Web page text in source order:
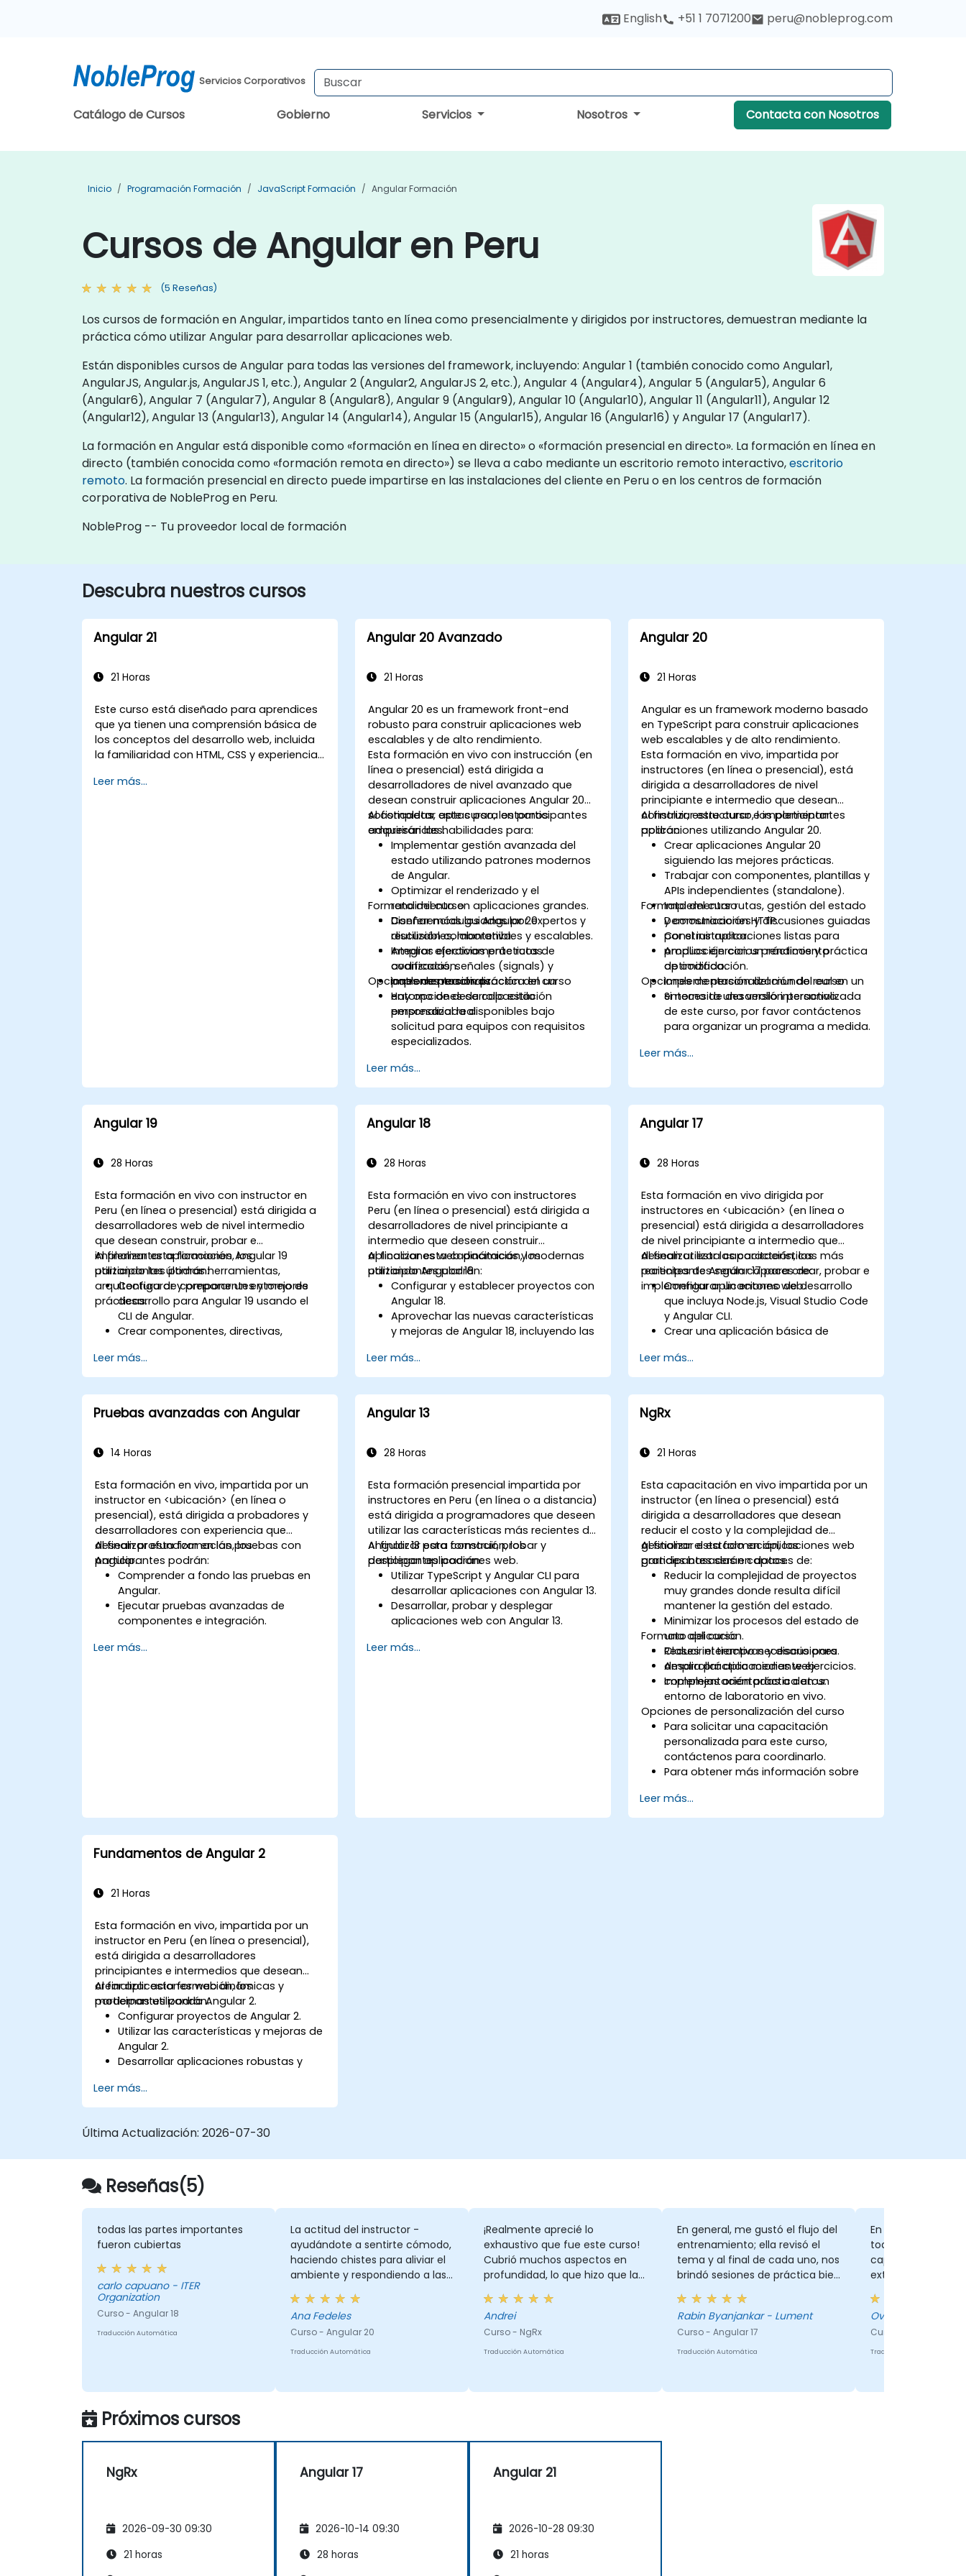
English +51 1 7071200 peru@nobleprog.com
Servicios Corporativos
Catálogo de Cursos Gobierno Servicios Nosotros Contacta con Nosotros
Inicio Programación Formación JavaScript Formación Angular Formación
Cursos de Angular en Peru
(5 Reseñas)
Los cursos de formación en Angular, impartidos tanto en línea como presencialmente y dirigidos por instructores, demuestran mediante la
práctica cómo utilizar Angular para desarrollar aplicaciones web.
Están disponibles cursos de Angular para todas las versiones del framework, incluyendo: Angular 1 (también conocido como Angular1,
AngularJS, Angular.js, AngularJS 1, etc.), Angular 2 (Angular2, AngularJS 2, etc.), Angular 4 (Angular4), Angular 5 (Angular5), Angular 6
(Angular6), Angular 7 (Angular7), Angular 8 (Angular8), Angular 9 (Angular9), Angular 10 (Angular10), Angular 11 (Angular11), Angular 12
(Angular12), Angular 13 (Angular13), Angular 14 (Angular14), Angular 15 (Angular15), Angular 16 (Angular16) y Angular 17 (Angular17).
La formación en Angular está disponible como «formación en línea en directo» o «formación presencial en directo». La formación en línea en
directo (también conocida como «formación remota en directo») se lleva a cabo mediante un escritorio remoto interactivo,escritorio
remoto. La formación presencial en directo puede impartirse en las instalaciones del cliente en Peru o en los centros de formación
corporativa de NobleProg en Peru.
NobleProg -- Tu proveedor local de formación
Descubra nuestros cursos
Angular 21
21 Horas
Este curso está diseñado para aprendices
que ya tienen una comprensión básica de
los conceptos del desarrollo web, incluida
la familiaridad con HTML, CSS y experiencia
adecuado para desarrolladores front-end
Leer más...
Angular 20 Avanzado
21 Horas
Angular 20 es un framework front-end
robusto para construir aplicaciones web
escalables y de alto rendimiento.
Esta formación en vivo con instrucción (en
línea o presencial) está dirigida a
desarrolladores de nivel avanzado que
desean construir aplicaciones Angular 20
sofisticadas, aptas para entornos
empresariales.
Al completar este curso, los participantes
adquirirán las habilidades para:
Implementar gestión avanzada del
estado utilizando patrones modernos
de Angular.
Optimizar el renderizado y el
rendimiento en aplicaciones grandes.
Diseñar módulos Angular 20
reutilizables, mantenibles y escalables.
Integrar efectivamente rutas
avanzadas, señales (signals) y
patrones reactivos.
Formato del curso
Conferencias guiadas por expertos y
discusión colaborativa.
Amplios ejercicios prácticos de
codificación.
Implementación práctica en un
entorno de desarrollo estilo
empresarial real.
Opciones de personalización del curso
Hay opciones de capacitación
personalizada disponibles bajo
solicitud para equipos con requisitos
especializados.
Leer más...
Angular 20
21 Horas
Angular es un framework moderno basado
en TypeScript para construir aplicaciones
web escalables y de alto rendimiento.
Esta formación en vivo, impartida por
instructores (en línea o presencial), está
dirigida a desarrolladores de nivel
principiante e intermedio que desean
construir, estructurar e implementar
aplicaciones utilizando Angular 20.
Al finalizar este curso, los participantes
podrán:
Crear aplicaciones Angular 20
siguiendo las mejores prácticas.
Trabajar con componentes, plantillas y
APIs independientes (standalone).
Implementar rutas, gestión del estado
y comunicación HTTP.
Construir aplicaciones listas para
producción con un rendimiento
optimizado.
Formato del curso
Demostraciones y discusiones guiadas
por el instructor.
Amplios ejercicios prácticos y práctica
de codificación.
Implementación del mundo real en un
entorno de desarrollo interactivo.
Opciones de personalización del curso
Si necesita una versión personalizada
de este curso, por favor contáctenos
para organizar un programa a medida.
Leer más...
Angular 19
28 Horas
Esta formación en vivo con instructor en
Peru (en línea o presencial) está dirigida a
desarrolladores web de nivel intermedio
que desean construir, probar e
implementar aplicaciones Angular 19
utilizando las últimas herramientas,
arquitectura de componentes y mejores
prácticas.
Al finalizar esta formación, los
participantes podrán:
Configurar y preparar un entorno de
desarrollo para Angular 19 usando el
CLI de Angular.
Crear componentes, directivas,
Utilizar enrutamiento, cliente HTTP y
gestión del estado con RxJS y signals.
Construir, probar e implementar
aplicaciones de producción listas para
Angular.
Leer más...
Angular 18
28 Horas
Esta formación en vivo con instructores
Peru (en línea o presencial) está dirigida a
desarrolladores de nivel principiante a
intermedio que deseen construir
aplicaciones web dinámicas y modernas
utilizando Angular 18.
Al finalizar esta capacitación, los
participantes podrán:
Configurar y establecer proyectos con
Angular 18.
Aprovechar las nuevas características
y mejoras de Angular 18, incluyendo las
TypeScript 4.7 y la detección de
cambios sin zonas (zoneless).
Desarrollar aplicaciones robustas y
escalables usando Angular 18.
Implementar mejores prácticas para la
arquitectura.
APIs RESTful.
Leer más...
Angular 17
28 Horas
Esta formación en vivo dirigida por
instructores en <ubicación> (en línea o
presencial) está dirigida a desarrolladores
de nivel principiante a intermedio que
desean utilizar las características más
recientes de Angular 17 para crear, probar e
implementar aplicaciones web.
Al finalizar esta capacitación, los
participantes serán capaces de:
Configurar un entorno de desarrollo
que incluya Node.js, Visual Studio Code
y Angular CLI.
Crear una aplicación básica de
maneje interacciones del usuario.
Utilizar componentes, directivas, pipes,
servicios y módulos para organizar y
reutilizar código.
Usar enlace de datos, inyección de
formularios y el cliente HTTP para
Utilizar la nueva sintaxis de bloques de
control de plantillas para simplificar
tareas comunes como la
renderización condicional, bucles y
manejo de colecciones vacías.
Usar el nuevo bloque de control
@defer para habilitar la carga diferida
del contenido del bloque y sus
dependencias.
Utilizar la nueva API de transiciones de
vista para personalizar las
animaciones y transiciones entre
vistas.
Depurar y probar aplicaciones de
Angular 17 utilizando herramientas
como Chrome DevTools, Jest, Karma y
Protractor.
Leer más...
Pruebas avanzadas con Angular
14 Horas
Esta formación en vivo, impartida por un
instructor en <ubicación> (en línea o
presencial), está dirigida a probadores y
desarrolladores con experiencia que
desean profundizar en las pruebas con
Angular.
Al finalizar esta formación, los
participantes podrán:
Comprender a fondo las pruebas en
Angular.
Ejecutar pruebas avanzadas de
componentes e integración.
Cypress y regresión visual.
Leer más...
Angular 13
28 Horas
Esta formación presencial impartida por
instructores en Peru (en línea o a distancia)
está dirigida a programadores que deseen
utilizar las características más recientes de
Angular 13 para construir, probar y
desplegar aplicaciones web.
Al finalizar esta formación, los
participantes podrán:
Utilizar TypeScript y Angular CLI para
desarrollar aplicaciones con Angular 13.
Desarrollar, probar y desplegar
aplicaciones web con Angular 13.
ser utilizados en cualquier aplicación o
Leer más...
NgRx
21 Horas
Esta capacitación en vivo impartida por un
instructor (en línea o presencial) está
dirigida a desarrolladores que desean
reducir el costo y la complejidad de
gestionar el estado en aplicaciones web
grandes basadas en datos.
Al finalizar esta formación, los
participantes serán capaces de:
Reducir la complejidad de proyectos
muy grandes donde resulta difícil
mantener la gestión del estado.
Minimizar los procesos del estado de
una aplicación.
Reducir el tiempo necesario para
desarrollar aplicaciones web
complejas orientadas a datos.
Formato del curso
Clases interactivas y discusiones.
Amplia práctica mediante ejercicios.
Implementación práctica en un
entorno de laboratorio en vivo.
Opciones de personalización del curso
Para solicitar una capacitación
personalizada para este curso,
contáctenos para coordinarlo.
Para obtener más información sobre
Leer más...
Fundamentos de Angular 2
21 Horas
Esta formación en vivo, impartida por un
instructor en Peru (en línea o presencial),
está dirigida a desarrolladores
principiantes e intermedios que desean
crear aplicaciones web dinámicas y
modernas utilizando Angular 2.
Al finalizar esta formación, los
participantes podrán:
Configurar proyectos de Angular 2.
Utilizar las características y mejoras de
Angular 2.
Desarrollar aplicaciones robustas y
Implementar buenas prácticas para la
organización del código y la
Integrar aplicaciones de Angular con
Leer más...
Última Actualización: 2026-07-30
Reseñas(5)
todas las partes importantes
fueron cubiertas
carlo capuano - ITER
Organization
Curso - Angular 18
Traducción Automática
La actitud del instructor -
ayudándote a sentirte cómodo,
haciendo chistes para aliviar el
ambiente y respondiendo a las
preguntas de todos.
Ana Fedeles
Curso - Angular 20
Traducción Automática
¡Realmente aprecié lo
exhaustivo que fue este curso!
Cubrió muchos aspectos en
profundidad, lo que hizo que la
experiencia de aprendizaje
fuera increíblemente
enriquecedora.
Andrei
Curso - NgRx
Traducción Automática
En general, me gustó el flujo del
entrenamiento; ella revisó el
tema y al final de cada uno, nos
brindó sesiones de práctica bien
definidas. Pudo guiarnos
rápidamente con los problemas
que enfrentamos durante las
sesiones de práctica.
Rabin Byanjankar - Lument
Curso - Angular 17
Traducción Automática
En solo tres días
todos los temas
capacitación, e
extras.
Ovidiu
Curso - Angular 2
Traducción Automática
Próximos cursos
NgRx
2026-09-30 09:30
21 horas
Angular 17
2026-10-14 09:30
28 horas
Angular 21
2026-10-28 09:30
21 horas